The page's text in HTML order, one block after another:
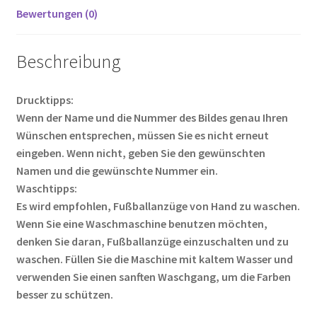
Bewertungen (0)
Beschreibung
Drucktipps:
Wenn der Name und die Nummer des Bildes genau Ihren
Wünschen entsprechen, müssen Sie es nicht erneut
eingeben. Wenn nicht, geben Sie den gewünschten
Namen und die gewünschte Nummer ein.
Waschtipps:
Es wird empfohlen, Fußballanzüge von Hand zu waschen.
Wenn Sie eine Waschmaschine benutzen möchten,
denken Sie daran, Fußballanzüge einzuschalten und zu
waschen. Füllen Sie die Maschine mit kaltem Wasser und
verwenden Sie einen sanften Waschgang, um die Farben
besser zu schützen.